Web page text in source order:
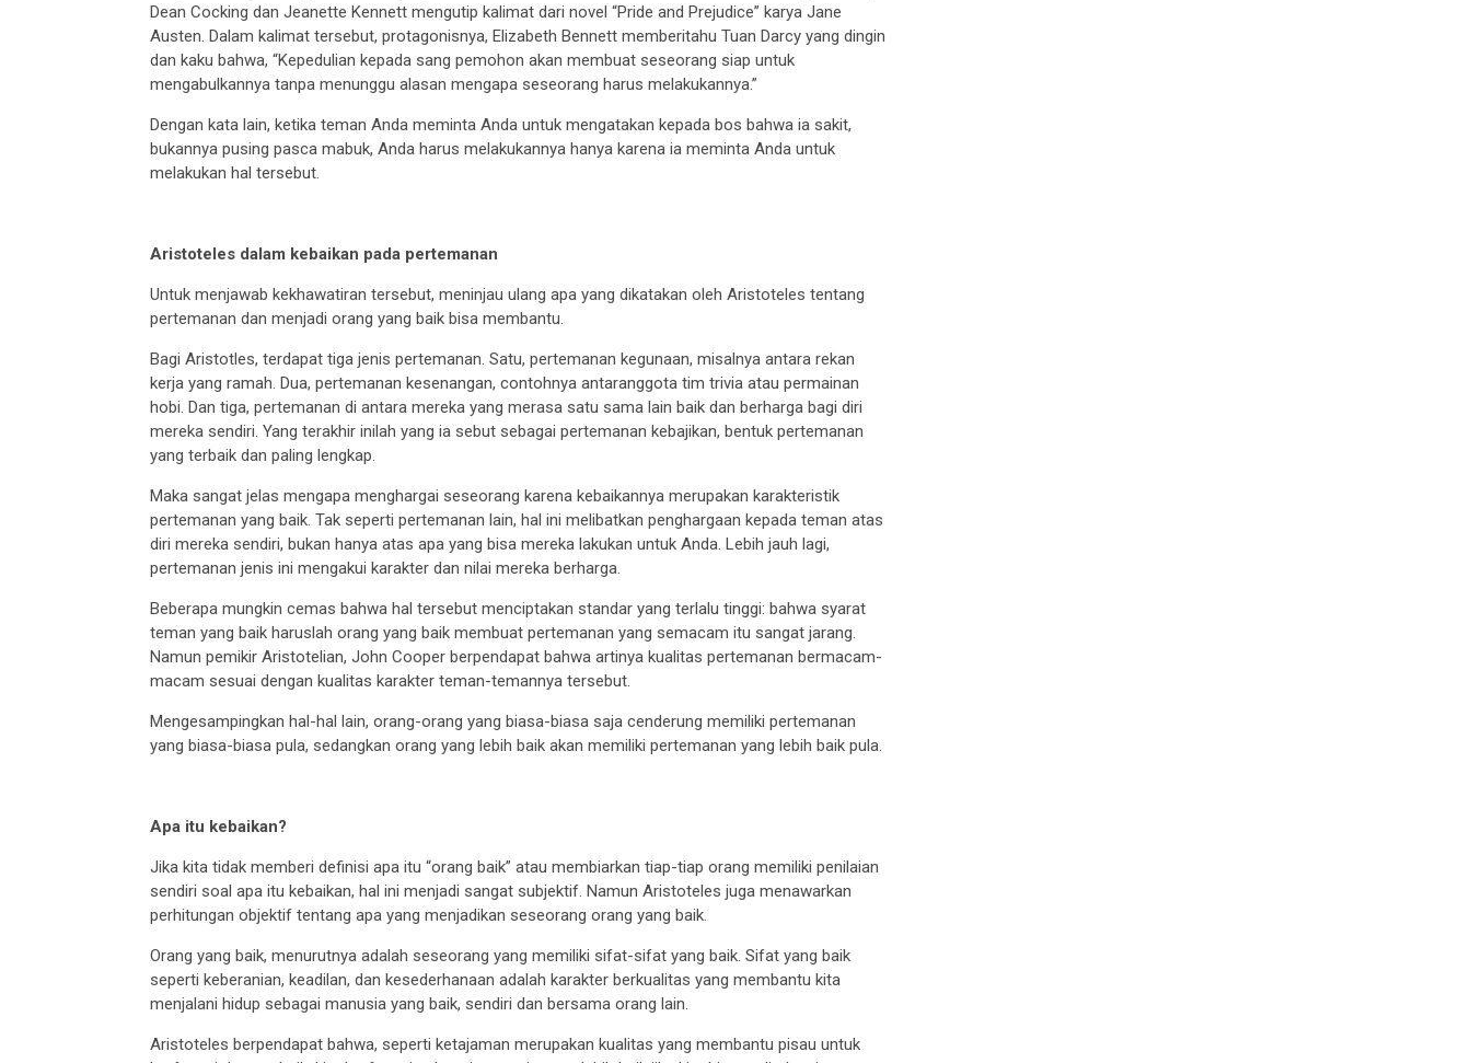
Dean Cocking dan Jeanette Kennett mengutip kalimat dari novel “Pride and Prejudice” karya Jane
Austen. Dalam kalimat tersebut, protagonisnya, Elizabeth Bennett memberitahu Tuan Darcy yang dingin
dan kaku bahwa, “Kepedulian kepada sang pemohon akan membuat seseorang siap untuk
mengabulkannya tanpa menunggu alasan mengapa seseorang harus melakukannya.”
Dengan kata lain, ketika teman Anda meminta Anda untuk mengatakan kepada bos bahwa ia sakit,
bukannya pusing pasca mabuk, Anda harus melakukannya hanya karena ia meminta Anda untuk
melakukan hal tersebut.
Aristoteles dalam kebaikan pada pertemanan
Untuk menjawab kekhawatiran tersebut, meninjau ulang apa yang dikatakan oleh Aristoteles tentang
pertemanan dan menjadi orang yang baik bisa membantu.
Bagi Aristotles, terdapat tiga jenis pertemanan. Satu, pertemanan kegunaan, misalnya antara rekan
kerja yang ramah. Dua, pertemanan kesenangan, contohnya antaranggota tim trivia atau permainan
hobi. Dan tiga, pertemanan di antara mereka yang merasa satu sama lain baik dan berharga bagi diri
mereka sendiri. Yang terakhir inilah yang ia sebut sebagai pertemanan kebajikan, bentuk pertemanan
yang terbaik dan paling lengkap.
Maka sangat jelas mengapa menghargai seseorang karena kebaikannya merupakan karakteristik
pertemanan yang baik. Tak seperti pertemanan lain, hal ini melibatkan penghargaan kepada teman atas
diri mereka sendiri, bukan hanya atas apa yang bisa mereka lakukan untuk Anda. Lebih jauh lagi,
pertemanan jenis ini mengakui karakter dan nilai mereka berharga.
Beberapa mungkin cemas bahwa hal tersebut menciptakan standar yang terlalu tinggi: bahwa syarat
teman yang baik haruslah orang yang baik membuat pertemanan yang semacam itu sangat jarang.
Namun pemikir Aristotelian, John Cooper berpendapat bahwa artinya kualitas pertemanan bermacam-
macam sesuai dengan kualitas karakter teman-temannya tersebut.
Mengesampingkan hal-hal lain, orang-orang yang biasa-biasa saja cenderung memiliki pertemanan
yang biasa-biasa pula, sedangkan orang yang lebih baik akan memiliki pertemanan yang lebih baik pula.
Apa itu kebaikan?
Jika kita tidak memberi definisi apa itu “orang baik” atau membiarkan tiap-tiap orang memiliki penilaian
sendiri soal apa itu kebaikan, hal ini menjadi sangat subjektif. Namun Aristoteles juga menawarkan
perhitungan objektif tentang apa yang menjadikan seseorang orang yang baik.
Orang yang baik, menurutnya adalah seseorang yang memiliki sifat-sifat yang baik. Sifat yang baik
seperti keberanian, keadilan, dan kesederhanaan adalah karakter berkualitas yang membantu kita
menjalani hidup sebagai manusia yang baik, sendiri dan bersama orang lain.
Aristoteles berpendapat bahwa, seperti ketajaman merupakan kualitas yang membantu pisau untuk